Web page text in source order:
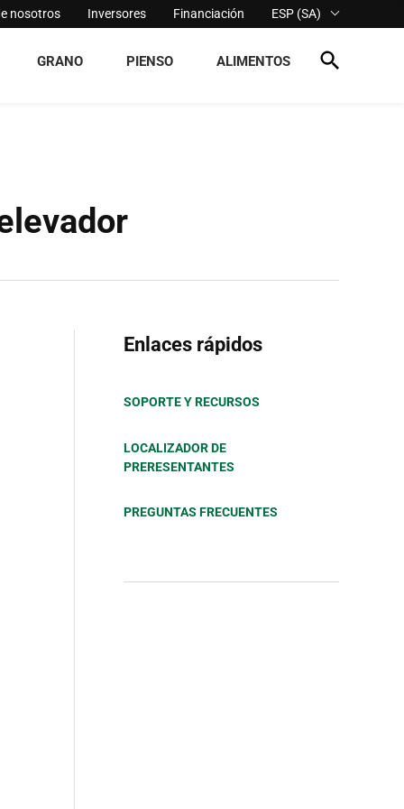
nosotros Inversores Financiación ESP (SA)
GRANO PIENSO ALIMENTOS
Enlaces rápidos
SOPORTE Y RECURSOS
LOCALIZADOR DE
PRERESENTANTES
PREGUNTAS FRECUENTES